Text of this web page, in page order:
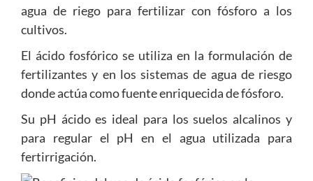
agua de riego para fertilizar con fósforo a los
cultivos.
El ácido fosfórico se utiliza en la formulación de
fertilizantes y en los sistemas de agua de riesgo
donde actúa como fuente enriquecida de fósforo.
Su pH ácido es ideal para los suelos alcalinos y
para regular el pH en el agua utilizada para
fertirrigación.